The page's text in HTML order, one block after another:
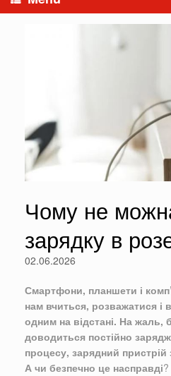
Чому не
зарядку в
02.06.2026
Смартфони, планшети і комп’ютери допомагають
нам вчиться, розважатися і
одним на відстані. На жаль,
доводиться постійно
процесу, зарядний
А чи безпечно це насправді?